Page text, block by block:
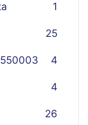
1
25
4
4
26